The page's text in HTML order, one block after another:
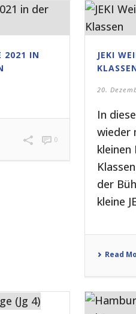
2021 IN
0
JEKI
20.
In
wieder
der
kleine
Read